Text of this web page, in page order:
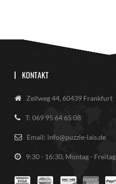
KONTAKT
Zeilweg 44, 60439 Frankfurt
T: 069 95 64 65 08
Email: info@puzzle-lais.de
9:30 - 16:30, Montag - Freitag